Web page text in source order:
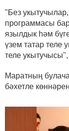
"Без
программасы
язылдык һәм
үзем татар теле
теле
Маратның
бәхетле